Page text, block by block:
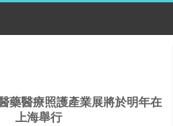
藥醫療照護產業展將於明年在
上海舉行